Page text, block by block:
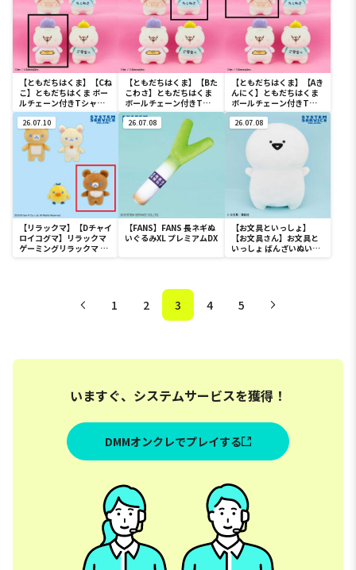
【ともだちはくま】【Cね
こ】ともだちはくま ボー
ルチェーン付きTシャツ
ぬいぐるみ
【ともだちはくま】【Bた
こわさ】ともだちはくま
ボールチェーン付きTシ
ャツぬいぐるみ
【ともだちはくま】【Aき
んにく】ともだちはくま
ボールチェーン付きTシ
ャツぬいぐるみ
26.07.10
【リラックマ】【Dチャイ
ロイコグマ】リラックマ
ゲーミングリラックマ ボ
26.07.08
【FANS】FANS 長ネギぬ
いぐるみXL プレミアムDX
26.07.08
【お文具といっしょ】
【お文具さん】お文具と
いっしょ ばんざいぬいぐ
1 2 3 4 5
いますぐ、システムサービスを獲得！
DMMオンクレでプレイする